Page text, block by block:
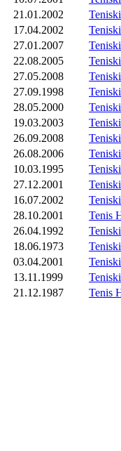
21.01.2002
17.04.2002
27.01.2007
22.08.2005
27.05.2008
27.09.1998
28.05.2000
19.03.2003
26.09.2008
26.08.2006
10.03.1995
27.12.2001
16.07.2002
28.10.2001
Tenis
26.04.1992
18.06.1973
03.04.2001
13.11.1999
21.12.1987 Tenis